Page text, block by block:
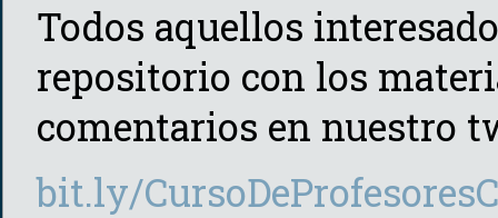
Todos aquellos
repositorio con los
comentarios en nuestro
bit.ly/